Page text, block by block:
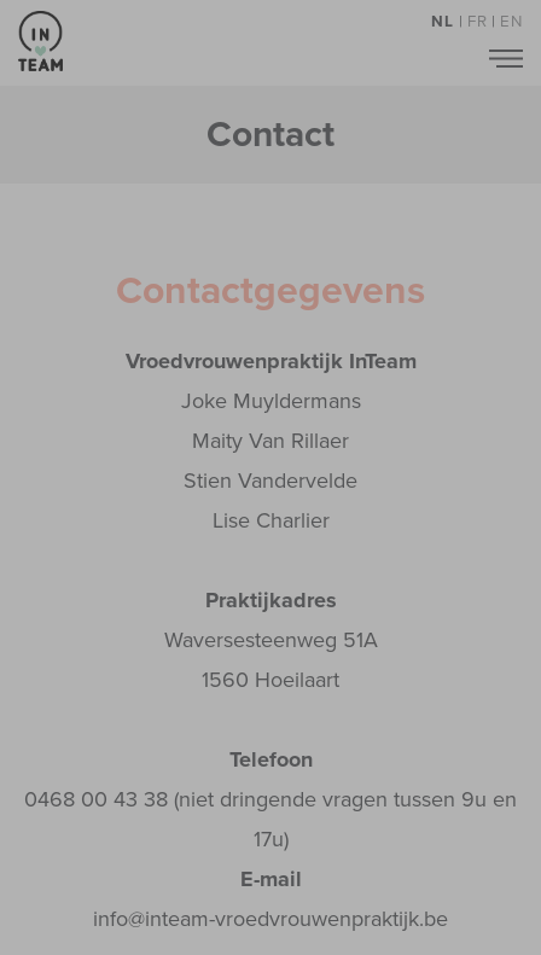
NL | FR | EN
Contact
Contactgegevens
Vroedvrouwenpraktijk InTeam
Joke Muyldermans
Maity Van Rillaer
Stien Vandervelde
Lise Charlier
Praktijkadres
Waversesteenweg 51A
1560 Hoeilaart
Telefoon
0468 00 43 38 (niet dringende vragen tussen 9u en
17u)
E-mail
info@inteam-vroedvrouwenpraktijk.be